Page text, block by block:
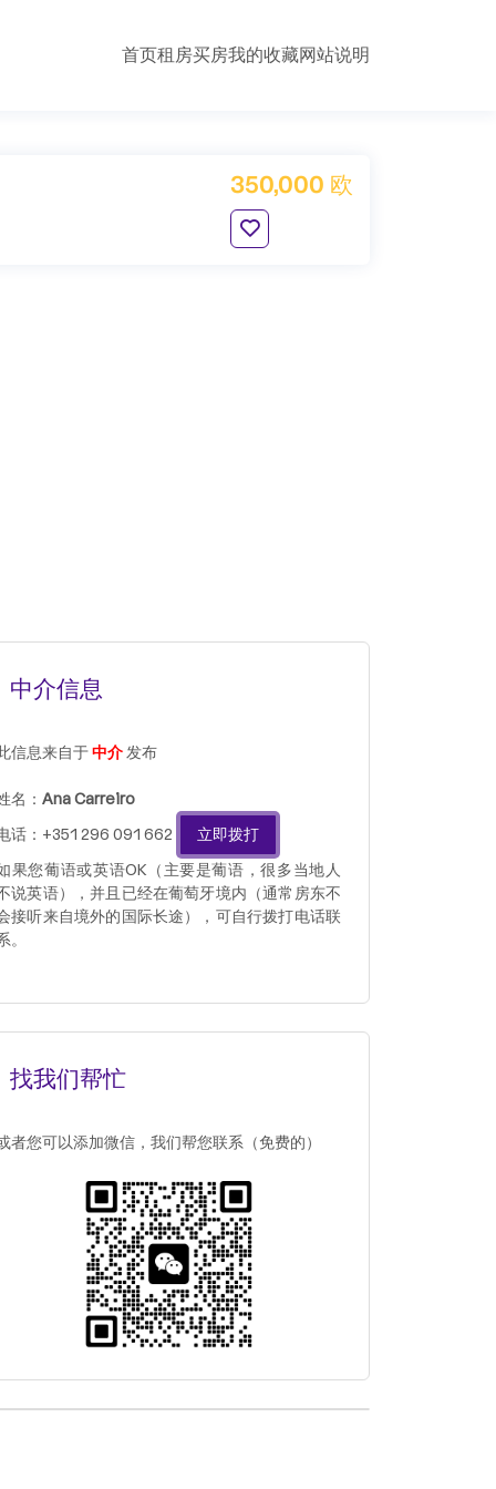
首页租房买房我的收藏网站说明
350,000 欧
中介信息
信息来自于中介发布
名： Ana Carreiro
话：+351 296 091 662
立即拨打
果您葡语或英语OK（主要是葡语，很多当地人
说英语），并且已经在葡萄牙境内（通常房东不
接听来自境外的国际长途），可自行拨打电话联
。
找我们帮忙
者您可以添加微信，我们帮您联系（免费的）